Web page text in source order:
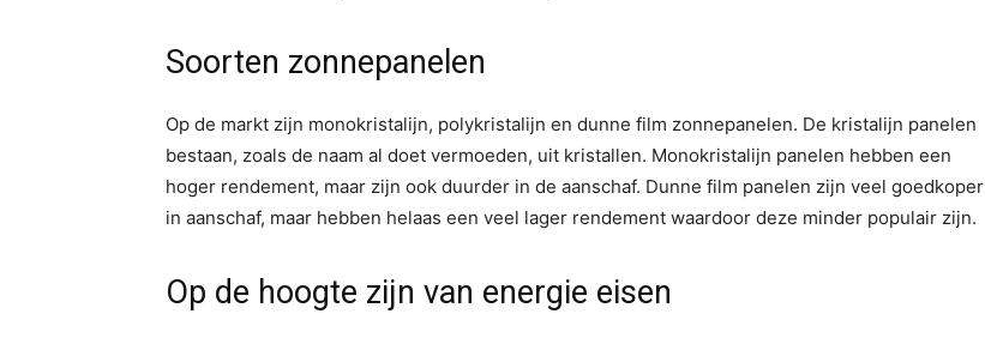
Soorten zonnepanelen
Op de markt zijn monokristalijn, polykristalijn en dunne film zonnepanelen. De kristalijn panelen
bestaan, zoals de naam al doet vermoeden, uit kristallen. Monokristalijn panelen hebben een
hoger rendement, maar zijn ook duurder in de aanschaf. Dunne film panelen zijn veel goedkoper
in aanschaf, maar hebben helaas een veel lager rendement waardoor deze minder populair zijn.
Op de hoogte zijn van energie eisen